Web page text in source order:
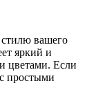
вашего
яркий и
цветами. Если
простыми